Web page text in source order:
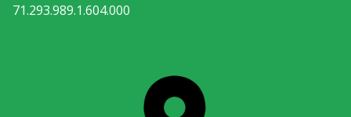
71.293.989.1.604.000